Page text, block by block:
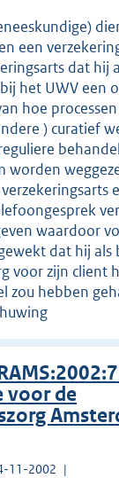
een
dat hij
het UWV een
hoe
) curatief
worden
waardoor
dat hij als
voor zijn client
zou hebben
voor de
11-2002